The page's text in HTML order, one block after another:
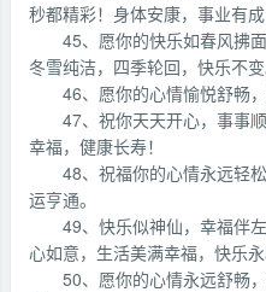
秒都精彩！身体安康，事业有成
45、愿你的快乐如春风拂
冬雪纯洁，四季轮回，快乐不变
46、愿你的心情愉悦舒畅
47、祝你天天开心，事事
幸福，健康长寿！
48、祝福你的心情永远轻
运亨通。
49、快乐似神仙，幸福伴
心如意，生活美满幸福，快乐永
50、愿你的心情永远舒畅